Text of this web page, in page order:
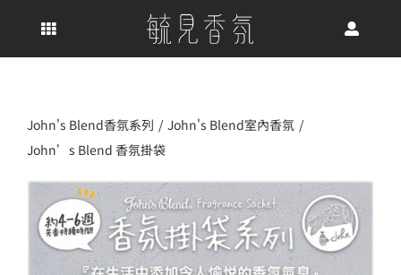
John's Blend香氛系列
John's Blend室內香氛
John’s Blend 香氛掛袋